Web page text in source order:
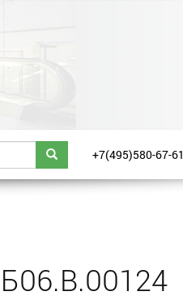
+7(495)580-67-61